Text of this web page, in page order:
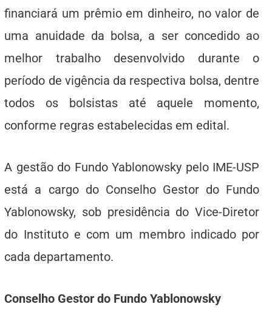
financiará um prêmio em dinheiro, no valor de
uma anuidade da bolsa, a ser concedido ao
melhor trabalho desenvolvido durante o
período de vigência da respectiva bolsa, dentre
todos os bolsistas até aquele momento,
conforme regras estabelecidas em edital.
A gestão do Fundo Yablonowsky pelo IME-USP
está a cargo do Conselho Gestor do Fundo
Yablonowsky, sob presidência do Vice-Diretor
do Instituto e com um membro indicado por
cada departamento.
Conselho Gestor do Fundo Yablonowsky